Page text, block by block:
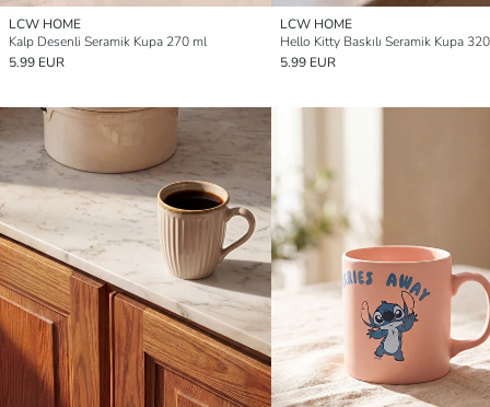
LCW HOME
Kalp Desenli Seramik Kupa 270 ml
5.99 EUR
LCW HOME
Hello Kitty Baskılı Seramik Kupa
5.99 EUR